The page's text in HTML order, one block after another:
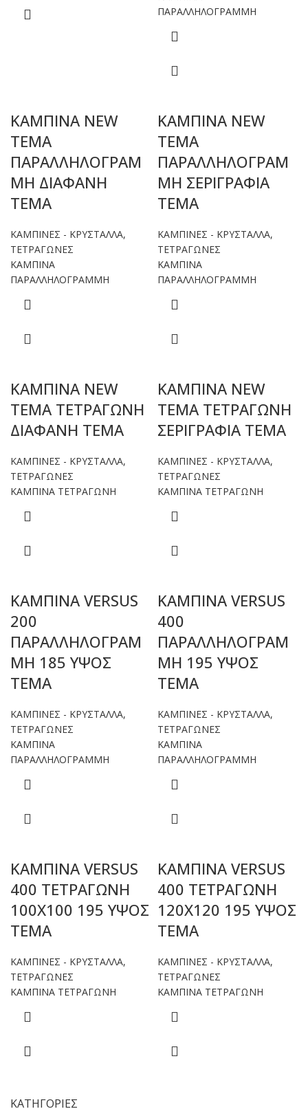
ΚΑΤΗΓΟΡΙΕΣ
ΠΑΡΑΛΛΗΛΟΓΡΑΜΜΗ
ΚΑΜΠΙΝΑ NEW
TEMA
ΠΑΡΑΛΛΗΛΟΓΡΑΜ
ΜΗ ΔΙΑΦΑΝΗ
ΤΕΜΑ
ΚΑΜΠΙΝΕΣ - ΚΡΥΣΤΑΛΛΑ,
ΤΕΤΡΑΓΩΝΕΣ
ΚΑΜΠΙΝΑ
ΠΑΡΑΛΛΗΛΟΓΡΑΜΜΗ
ΚΑΜΠΙΝΑ NEW
TEMA
ΠΑΡΑΛΛΗΛΟΓΡΑΜ
ΜΗ ΣΕΡΙΓΡΑΦΙΑ
ΤΕΜΑ
ΚΑΜΠΙΝΕΣ - ΚΡΥΣΤΑΛΛΑ,
ΤΕΤΡΑΓΩΝΕΣ
ΚΑΜΠΙΝΑ
ΠΑΡΑΛΛΗΛΟΓΡΑΜΜΗ
ΚΑΜΠΙΝΑ NEW
TEMA ΤΕΤΡΑΓΩΝΗ
ΔΙΑΦΑΝΗ ΤΕΜΑ
ΚΑΜΠΙΝΕΣ - ΚΡΥΣΤΑΛΛΑ,
ΤΕΤΡΑΓΩΝΕΣ
ΚΑΜΠΙΝΑ ΤΕΤΡΑΓΩΝΗ
ΚΑΜΠΙΝΑ NEW
TEMA ΤΕΤΡΑΓΩΝΗ
ΣΕΡΙΓΡΑΦΙΑ ΤΕΜΑ
ΚΑΜΠΙΝΕΣ - ΚΡΥΣΤΑΛΛΑ,
ΤΕΤΡΑΓΩΝΕΣ
ΚΑΜΠΙΝΑ ΤΕΤΡΑΓΩΝΗ
ΚΑΜΠΙΝΑ VERSUS
200
ΠΑΡΑΛΛΗΛΟΓΡΑΜ
ΜΗ 185 ΥΨΟΣ
ΤΕΜΑ
ΚΑΜΠΙΝΕΣ - ΚΡΥΣΤΑΛΛΑ,
ΤΕΤΡΑΓΩΝΕΣ
ΚΑΜΠΙΝΑ
ΠΑΡΑΛΛΗΛΟΓΡΑΜΜΗ
ΚΑΜΠΙΝΑ VERSUS
400
ΠΑΡΑΛΛΗΛΟΓΡΑΜ
ΜΗ 195 ΥΨΟΣ
ΤΕΜΑ
ΚΑΜΠΙΝΕΣ - ΚΡΥΣΤΑΛΛΑ,
ΤΕΤΡΑΓΩΝΕΣ
ΚΑΜΠΙΝΑ
ΠΑΡΑΛΛΗΛΟΓΡΑΜΜΗ
ΚΑΜΠΙΝΑ VERSUS
400 ΤΕΤΡΑΓΩΝΗ
100Χ100 195 ΥΨΟΣ
ΤΕΜΑ
ΚΑΜΠΙΝΕΣ - ΚΡΥΣΤΑΛΛΑ,
ΤΕΤΡΑΓΩΝΕΣ
ΚΑΜΠΙΝΑ ΤΕΤΡΑΓΩΝΗ
ΚΑΜΠΙΝΑ VERSUS
400 ΤΕΤΡΑΓΩΝΗ
120Χ120 195 ΥΨΟΣ
ΤΕΜΑ
ΚΑΜΠΙΝΕΣ - ΚΡΥΣΤΑΛΛΑ,
ΤΕΤΡΑΓΩΝΕΣ
ΚΑΜΠΙΝΑ ΤΕΤΡΑΓΩΝΗ